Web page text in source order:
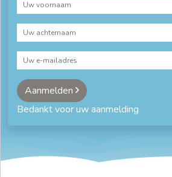
Aanmelden
Bedankt voor uw aanmelding